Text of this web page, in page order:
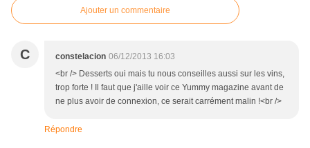
Ajouter un commentaire
C constelacion 06/12/2013 16:03
<br /> Desserts oui mais tu nous conseilles aussi sur les vins,
trop forte ! Il faut que j'aille voir ce Yummy magazine avant de
ne plus avoir de connexion, ce serait carrément malin !<br />
Répondre